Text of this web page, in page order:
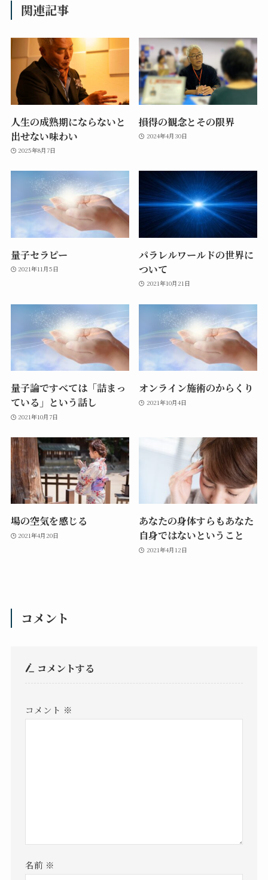
関連記事
人生の成熟期にならないと
出せない味わい
2025年8月7日
損得の観念とその限界
2024年4月30日
量子セラピー
2021年11月5日
パラレルワールドの世界に
ついて
2021年10月21日
量子論ですべては「詰まっ
ている」という話し
2021年10月7日
オンライン施術のからくり
2021年10月4日
場の空気を感じる
2021年4月20日
あなたの身体すらもあなた
自身ではないということ
2021年4月12日
コメント
コメントする
コメント ※
名前 ※